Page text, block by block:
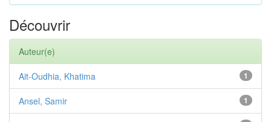
Découvrir
Auteur(e)
1
Ait-Oudhia, Khatima
1
Ansel, Samir